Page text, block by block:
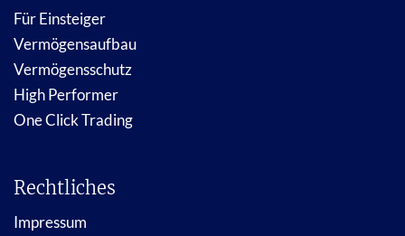
Für Einsteiger
Vermögensaufbau
Vermögensschutz
High Performer
One Click Trading
Rechtliches
Impressum